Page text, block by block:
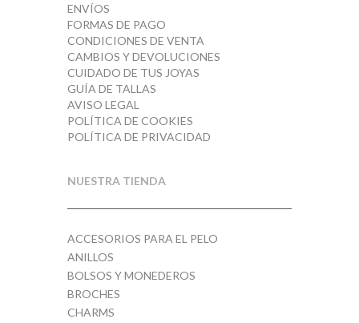
ENVÍOS
FORMAS DE PAGO
CONDICIONES DE VENTA
CAMBIOS Y DEVOLUCIONES
CUIDADO DE TUS JOYAS
GUÍA DE TALLAS
AVISO LEGAL
POLÍTICA DE COOKIES
POLÍTICA DE PRIVACIDAD
NUESTRA TIENDA
ACCESORIOS PARA EL PELO
ANILLOS
BOLSOS Y MONEDEROS
BROCHES
CHARMS